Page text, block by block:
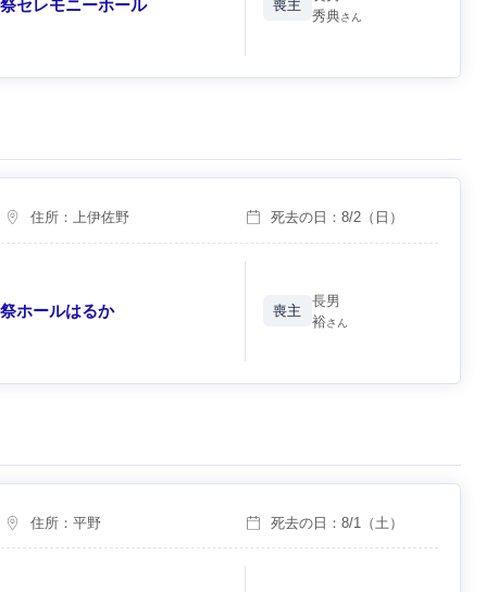
セレモニーホール 喪主
秀典さん
住所：上伊佐野 死去の日： 8/2（日）
ホールはるか 喪主
長男
裕さん
住所：平野 死去の日： 8/1 （土）